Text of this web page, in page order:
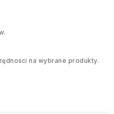
na wybrane produkty.